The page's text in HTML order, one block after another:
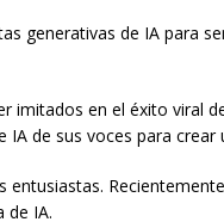
generativas de IA para
imitados en el éxito viral
IA de sus voces para crear
de IA.